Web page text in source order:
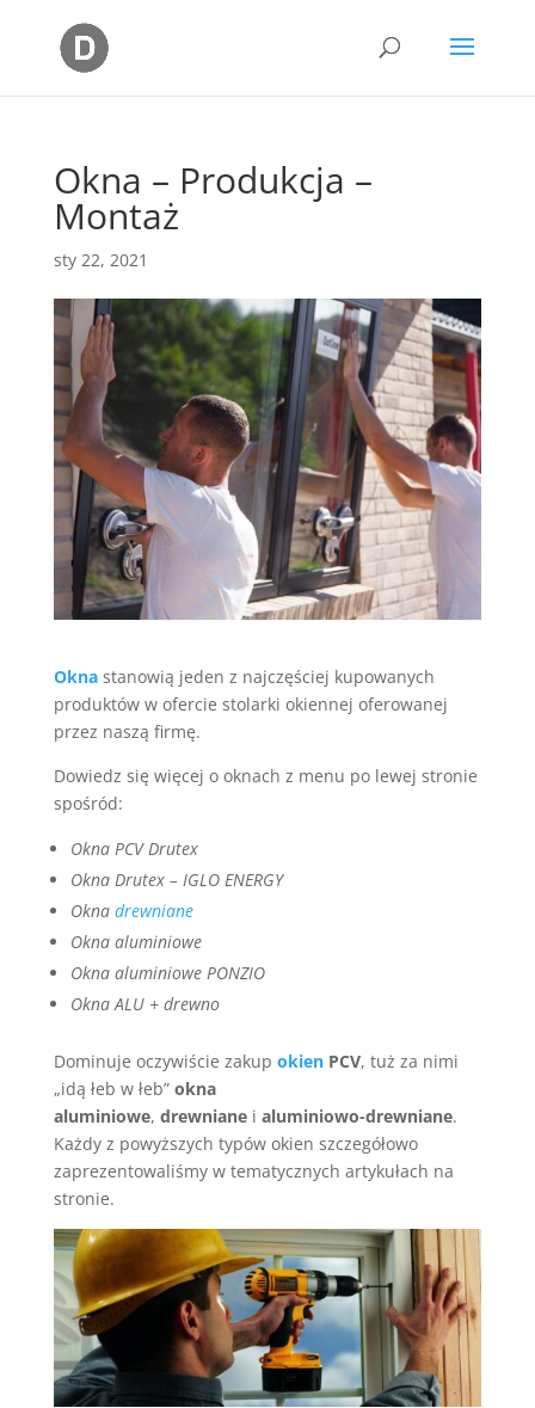
Okna – Produkcja –
Montaż
sty 22, 2021
Oknastanowią jeden z najczęściej kupowanych
produktów w ofercie stolarki okiennej oferowanej
przez naszą firmę.
Dowiedz się więcej o oknach z menu po lewej stronie
spośród:
Okna PCV Drutex
Okna Drutex – IGLO ENERGY
Okna drewniane
Okna aluminiowe
Okna aluminiowe PONZIO
Okna ALU + drewno
Dominuje oczywiście zakup okienPCV, tuż za nimi
„idą łeb w łeb” okna
aluminiowe, drewnianei aluminiowo-drewniane.
Każdy z powyższych typów okien szczegółowo
zaprezentowaliśmy w tematycznych artykułach na
stronie.